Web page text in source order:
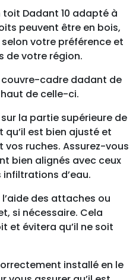
toit Dadant 10 adapté à
peuvent être en bois,
votre préférence et
de votre région.
couvre-cadre dadant de
de celle-ci.
la partie supérieure de
qu’il est bien ajusté et
vos ruches. Assurez-vous
bien alignés avec ceux
d’eau.
des attaches ou
si nécessaire. Cela
et évitera qu’il ne soit
installé en le